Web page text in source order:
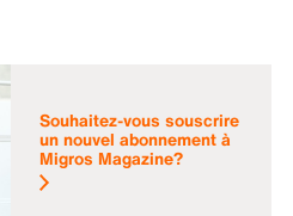
Souhaitez-vous souscrire
un nouvel abonnement à
Migros Magazine?